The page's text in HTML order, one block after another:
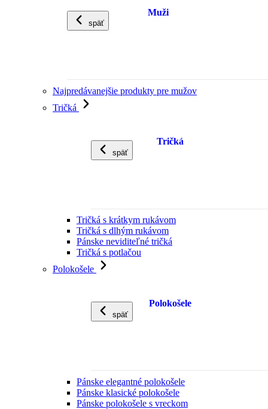
späť
Muži
Najpredávanejšie produkty pre mužov
Tričká
späť
Tričká
Tričká s krátkym rukávom
Tričká s dlhým rukávom
Pánske neviditeľné tričká
Tričká s potlačou
Polokošele
späť
Polokošele
Pánske elegantné polokošele
Pánske klasické polokošele
Pánske polokošele s vreckom